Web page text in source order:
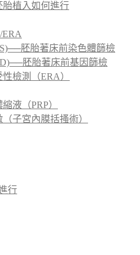
胎植入如何進行
ERA
胚胎著床前染色體篩檢
胚胎著床前基因篩檢
檢測（ERA）
液（PRP）
子宮內膜括搔術）
行